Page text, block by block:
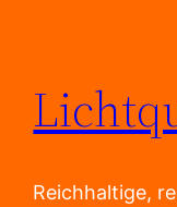
Reichhaltige,